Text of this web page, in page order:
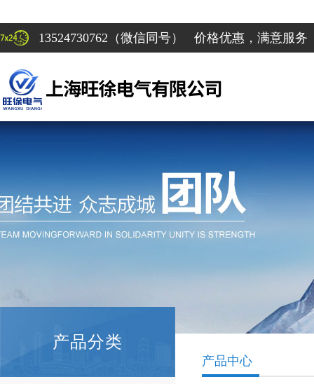
13524730762（微信同号） 价格优惠，满意服务
产品分类
产品中心